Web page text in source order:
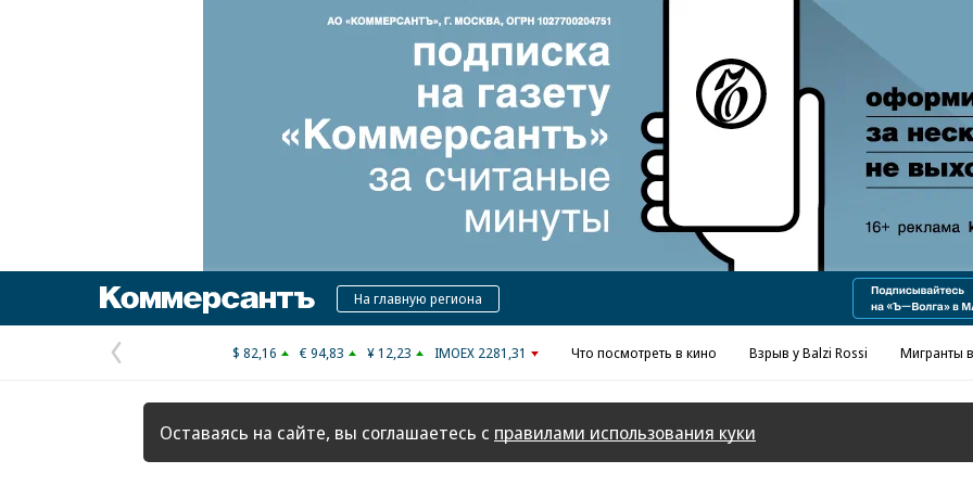
Реклама в «Ъ» www.kommersant.ru/ad
КоммерсантъНа главную региона
Предыдущая
страница
$ 82,16 € 94,83 ¥ 12,23 IMOEX 2281,31 Что посмотреть в кино Взрыв у Balzi Rossi Мигранты
Оставаясь на сайте, вы соглашаетесь с правилами использования куки